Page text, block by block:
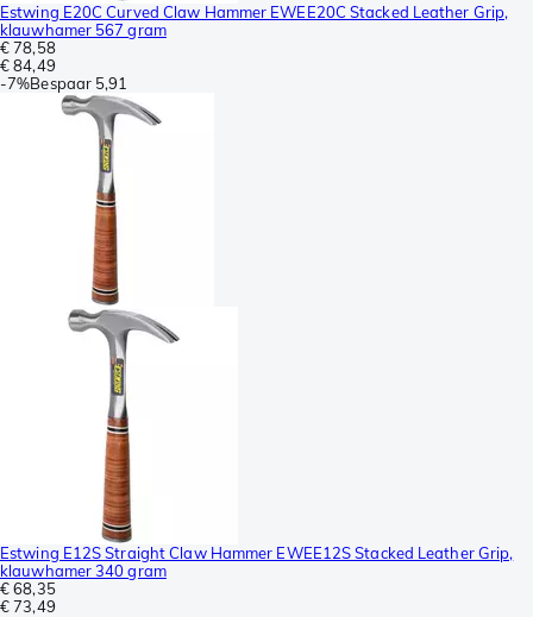
Estwing E20C Curved Claw Hammer EWEE20C Stacked Leather Grip,
klauwhamer 567 gram
€ 78,58
€ 84,49
-7%Bespaar 5,91
Estwing E12S Straight Claw Hammer EWEE12S Stacked Leather Grip,
klauwhamer 340 gram
€ 68,35
€ 73,49